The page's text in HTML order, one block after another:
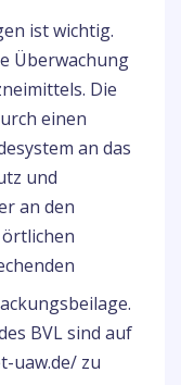
ist wichtig.
Überwachung
Die
einen
an das
und
an den
BVL sind auf
uaw.de/ zu